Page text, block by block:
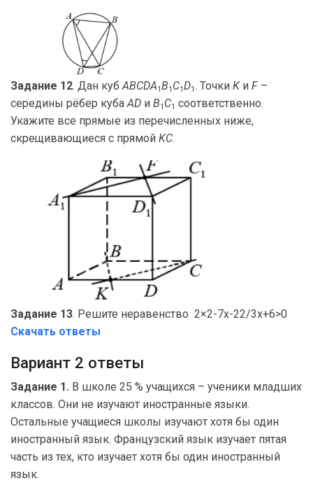
Задание 12. Дан кубABCDA1B1 C1D1. Точки Kи F–
середины рёбер кубаAD и B1 C1 соответственно.
Укажите все прямые из перечисленных ниже,
скрещивающиеся с прямой KC.
Задание 13. Решите неравенство 2×2-7x-22/3x+6>0
Скачать ответы
Вариант 2 ответы
Задание 1. В школе 25 % учащихся – ученики младших
классов. Они не изучают иностранные языки.
Остальные учащиеся школы изучают хотя бы один
иностранный язык. Французский язык изучает пятая
часть из тех, кто изучает хотя бы один иностранный
язык.